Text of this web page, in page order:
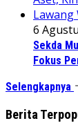
6
Sekda
Fokus
Selengkapnya
Berita